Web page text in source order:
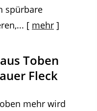
spürbare
[ mehr ]
Toben
Fleck